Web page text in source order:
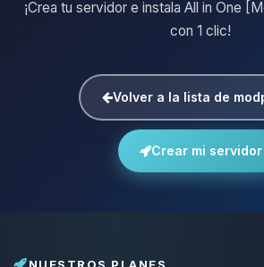
¡Crea tu servidor e instala All in One
con 1 clic!
Volver a la lista de
Crear mi servidor